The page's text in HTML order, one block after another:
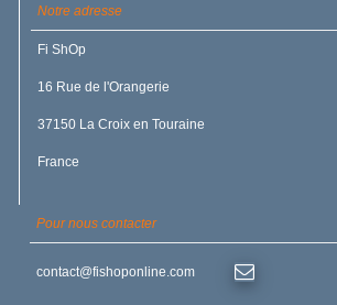
Notre adresse
Fi ShOp
16 Rue de l'Orangerie
37150 La Croix en Touraine
France
Pour nous contacter
contact@fishoponline.com